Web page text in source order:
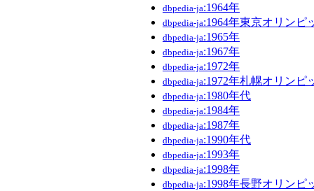
dbpedia-ja:1964年
dbpedia-ja:1964年東京オリンピ
dbpedia-ja:1965年
dbpedia-ja:1967年
dbpedia-ja:1972年
dbpedia-ja:1972年札幌オリンピ
dbpedia-ja:1980年代
dbpedia-ja:1984年
dbpedia-ja:1987年
dbpedia-ja:1990年代
dbpedia-ja:1993年
dbpedia-ja:1998年
dbpedia-ja:1998年長野オリンピ